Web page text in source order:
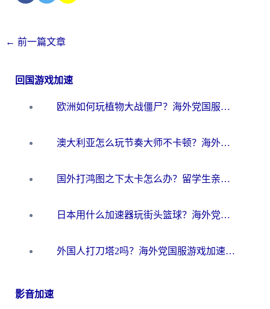
← 前一篇文章
回国游戏加速
欧洲如何玩植物大战僵尸？海外党国服游戏加速避坑指南（附实测对比）
澳大利亚怎么玩节奏大师不卡顿？海外党国服游戏加速终极指南
国外打鸿图之下太卡怎么办？留学生亲测有效的国服游戏加速方案
日本用什么加速器玩街头篮球？海外党国服游戏不卡顿的终极攻略
外国人打刀塔2吗？海外党国服游戏加速避坑全攻略
影音加速